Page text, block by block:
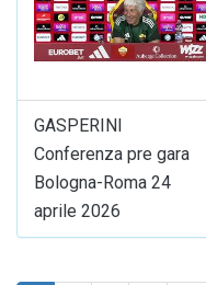
GASPERINI
Conferenza pre gara
Bologna-Roma 24
aprile 2026